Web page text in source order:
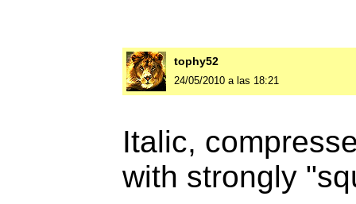
tophy52
24/05/2010 a las 18:21
Italic,
with strongly